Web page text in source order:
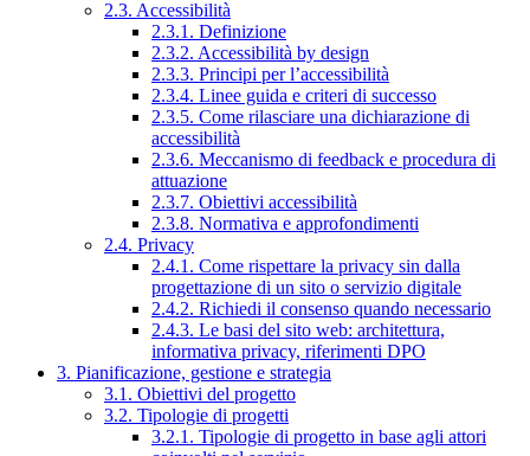
2.3. Accessibilità
2.3.1. Definizione
2.3.2. Accessibilità by design
2.3.3. Principi per l’accessibilità
2.3.4. Linee guida e criteri di successo
2.3.5. Come rilasciare una dichiarazione di
accessibilità
2.3.6. Meccanismo di feedback e procedura di
attuazione
2.3.7. Obiettivi accessibilità
2.3.8. Normativa e approfondimenti
2.4. Privacy
2.4.1. Come rispettare la privacy sin dalla
progettazione di un sito o servizio digitale
2.4.2. Richiedi il consenso quando necessario
2.4.3. Le basi del sito web: architettura,
informativa privacy, riferimenti DPO
3. Pianificazione, gestione e strategia
3.1. Obiettivi del progetto
3.2. Tipologie di progetti
3.2.1. Tipologie di progetto in base agli attori